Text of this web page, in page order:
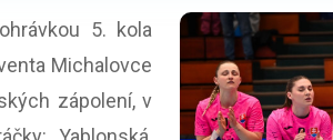
5. kola
Michalovce
zápolení, v